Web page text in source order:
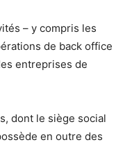
– y compris les
de back office
entreprises de
dont le siège social
en outre des